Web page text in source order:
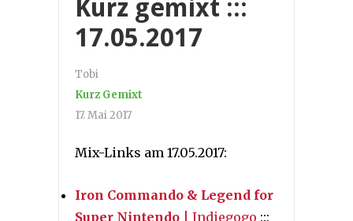
Kurz gemixt :::
17.05.2017
Tobi
Kurz Gemixt
17. Mai 2017
Mix-Links am 17.05.2017:
Iron Commando & Legend for
Super Nintendo | Indiegogo :::